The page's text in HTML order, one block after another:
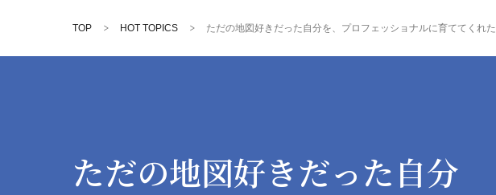
TOP HOT TOPICS ただの地図好きだった自分を、プロフェッショナルに育ててくれた
ただの地図好きだった自分